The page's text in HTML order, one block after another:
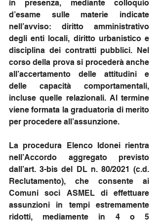
in presenza, mediante colloquio
d’esame sulle materie indicate
nell’avviso: diritto amministrativo
degli enti locali, diritto urbanistico e
disciplina dei contratti pubblici. Nel
corso della prova si procederà anche
all’accertamento delle attitudini e
delle capacità comportamentali,
incluse quelle relazionali. Al termine
viene formata la graduatoria di merito
per procedere all’assunzione.
La procedura Elenco Idonei rientra
nell’Accordo aggregato previsto
dall’art. 3-bis del DL n. 80/2021 (c.d.
Reclutamento), che consente ai
Comuni soci ASMEL di effettuare
assunzioni in tempi estremamente
ridotti, mediamente in 4 o 5